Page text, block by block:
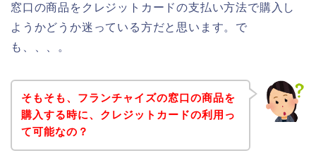
窓口の商品をクレジットカードの支払い方法で購入し
ようかどうか迷っている方だと思います。で
も、、、。
そもそも、フランチャイズの窓口の商品を
購入する時に、クレジットカードの利用っ
て可能なの？